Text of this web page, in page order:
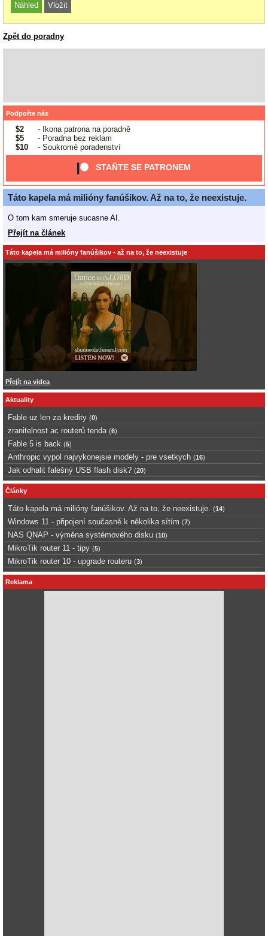
Zpět do poradny
Podpořte nás
$2
- Ikona patrona na poradně
$5
- Poradna bez reklam
$10
- Soukromé poradenství
STAŇTE SE PATRONEM
Táto kapela má milióny fanúšikov. Až na to, že neexistuje.
O tom kam smeruje sucasne AI.
Přejít na článek
Táto kapela má milióny fanúšikov - až na to, že neexistuje
Přejít na videa
Aktuality
Fable uz len za kredity (0)
zranitelnost ac routerů tenda (6)
Fable 5 is back (5)
Anthropic vypol najvykonejsie modely - pre vsetkych (16)
Jak odhalit falešný USB flash disk? (20)
Články
Táto kapela má milióny fanúšikov. Až na to, že neexistuje. (14)
Windows 11 - připojení současně k několika sítím (7)
NAS QNAP - výměna systémového disku (10)
MikroTik router 11 - tipy (5)
MikroTik router 10 - upgrade routeru (3)
Reklama